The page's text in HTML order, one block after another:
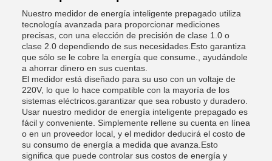
Nuestro medidor de energía inteligente prepagado utiliza
tecnología avanzada para proporcionar mediciones
precisas, con una elección de precisión de clase 1.0 o
clase 2.0 dependiendo de sus necesidades.Esto garantiza
que sólo se le cobre la energía que consume., ayudándole
a ahorrar dinero en sus cuentas.
El medidor está diseñado para su uso con un voltaje de
220V, lo que lo hace compatible con la mayoría de los
sistemas eléctricos.garantizar que sea robusto y duradero.
Usar nuestro medidor de energía inteligente prepagado es
fácil y conveniente. Simplemente rellene su cuenta en línea
o en un proveedor local, y el medidor deducirá el costo de
su consumo de energía a medida que avanza.Esto
significa que puede controlar sus costos de energía y